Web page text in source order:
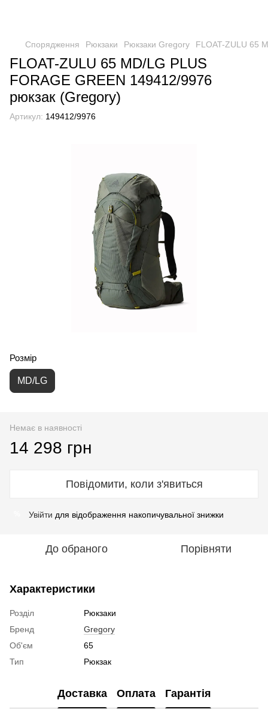
Спорядження Рюкзаки Рюкзаки Gregory FLOAT-ZULU 65
FLOAT-ZULU 65 MD/LG PLUS
FORAGE GREEN 149412/9976
рюкзак (Gregory)
Артикул: 149412/9976
Розмір
MD/LG
Немає в наявності
14 298 грн
Повідомити, коли з'явиться
Увійти для відображення накопичувальної знижки
До обраного Порівняти
Характеристики
Розділ
Рюкзаки
Бренд
Gregory
Об'єм
65
Тип
Рюкзак
Доставка Оплата Гарантія